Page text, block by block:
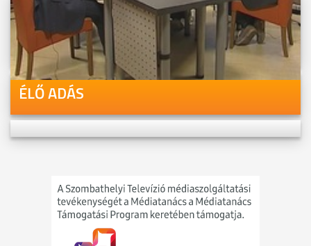
Videóink megtekinthetőek
Youtube-csatornánkon is!
ÉLŐ ADÁS